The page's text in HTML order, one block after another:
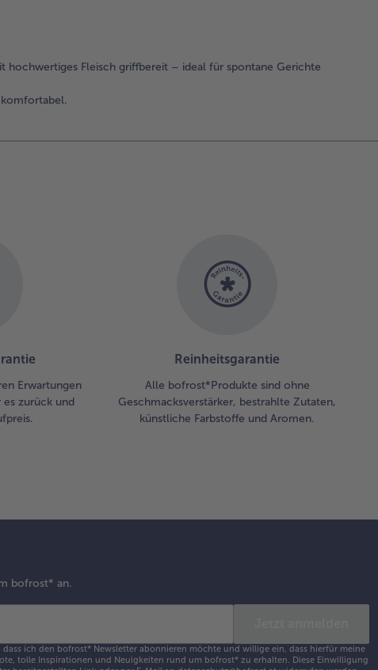
hochwertiges Fleisch griffbereit – ideal für spontane Gerichte
Erwartungen
zurück und
Reinheitsgarantie
Alle bofrost*Produkte sind ohne
Geschmacksverstärker, bestrahlte Zutaten,
künstliche Farbstoffe und Aromen.
bofrost* an.
ich den bofrost* Newsletter abonnieren möchte und willige ein, dass hierfür meine
tolle Inspirationen und Neuigkeiten rund um bofrost* zu erhalten. Diese Einwilligung